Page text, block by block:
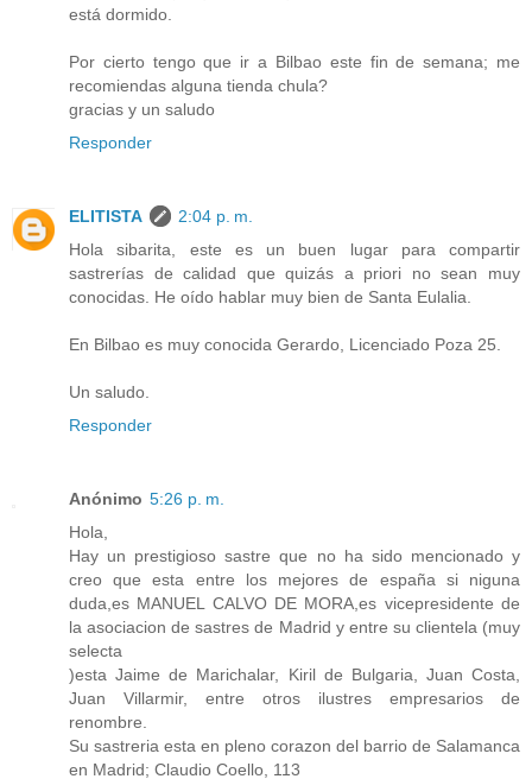
está dormido.
Por cierto tengo que ir a Bilbao este fin de semana; me
recomiendas alguna tienda chula?
gracias y un saludo
Responder
ELITISTA
2:04 p. m.
Hola sibarita, este es un buen lugar para compartir
sastrerías de calidad que quizás a priori no sean muy
conocidas. He oído hablar muy bien de Santa Eulalia.
En Bilbao es muy conocida Gerardo, Licenciado Poza 25.
Un saludo.
Responder
Anónimo 5:26 p. m.
Hola,
Hay un prestigioso sastre que no ha sido mencionado y
creo que esta entre los mejores de españa si niguna
duda,es MANUEL CALVO DE MORA,es vicepresidente de
la asociacion de sastres de Madrid y entre su clientela (muy
selecta
)esta Jaime de Marichalar, Kiril de Bulgaria, Juan Costa,
Juan Villarmir, entre otros ilustres empresarios de
renombre.
Su sastreria esta en pleno corazon del barrio de Salamanca
en Madrid; Claudio Coello, 113